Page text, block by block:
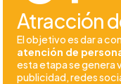
Atracción
El objetivo es dar a
atención de
esta etapa se genera
publicidad, redes